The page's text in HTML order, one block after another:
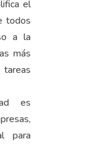
el
todos
a la
más
es
para